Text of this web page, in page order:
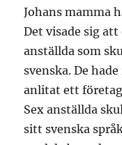
Johans mamma
Det visade sig
anställda som
svenska. De
anlitat ett
Sex anställda
sitt svenska